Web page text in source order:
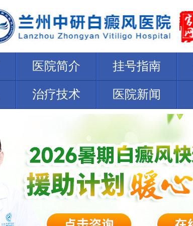
医院简介 挂号指南
治疗技术 医院新闻